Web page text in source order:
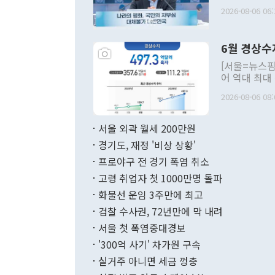
발언 중에는
주의적 희망
관의 대북
관 부처 장
관의 무리한
다. [정동영 통일부 장관이 지난달 23일 오후 서울 종로구 정부서울청사에
무너졌다고
함께 4자 대
2026-08-06
6월 경상
[서울=뉴스
어 역대 최
료=한국은행] 한국은행이 6일 발표한 '2026년 6월 국제수지(잠정)'
며 월간 기
196.9% 급
수출은
2026-08-06
서울 외곽 월세 200만원
경기도, 재정 '비상 상황'
프로야구 전 경기 폭염 취소
고령 취업자 첫 1000만명 돌파
화물선 운임 3주만에 최고
검찰 수사권, 72년만에 막 내려
서울 첫 폭염중대경보
'300억 사기' 차가원 구속
실거주 아니면 세금 껑충